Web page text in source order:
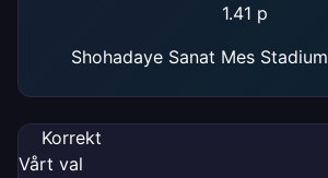
1.41 p
Shohadaye Sanat Mes Stadium
Korrekt
Vårt val